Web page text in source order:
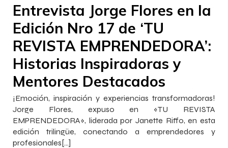
Entrevista Jorge Flores en la
Edición Nro 17 de ‘TU
REVISTA EMPRENDEDORA’:
Historias Inspiradoras y
Mentores Destacados
¡Emoción, inspiración y experiencias transformadoras!
Jorge Flores, expuso en «TU REVISTA
EMPRENDEDORA», liderada por Janette Riffo, en esta
edición trilingüe, conectando a emprendedores y
profesionales[…]